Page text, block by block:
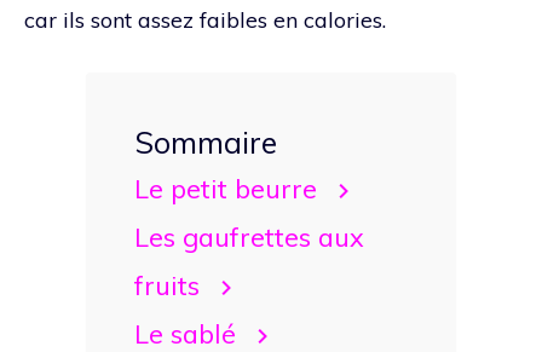
car ils sont assez faibles en calories.
Sommaire
Le petit beurre
Les gaufrettes aux
fruits
Le sablé